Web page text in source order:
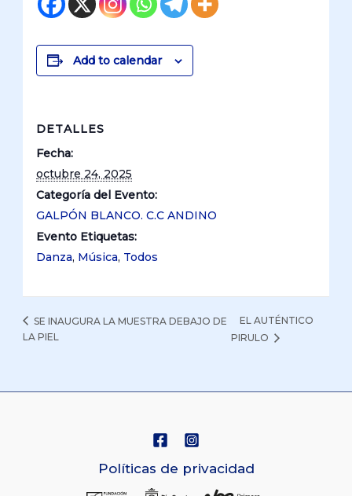
Add to calendar
DETALLES
Fecha:
octubre 24, 2025
Categoría del Evento:
GALPÓN BLANCO. C.C ANDINO
Evento Etiquetas:
Danza, Música, Todos
SE INAUGURA LA MUESTRA DEBAJO DE
LA PIEL
EL AUTÉNTICO
PIRULO
Políticas de privacidad